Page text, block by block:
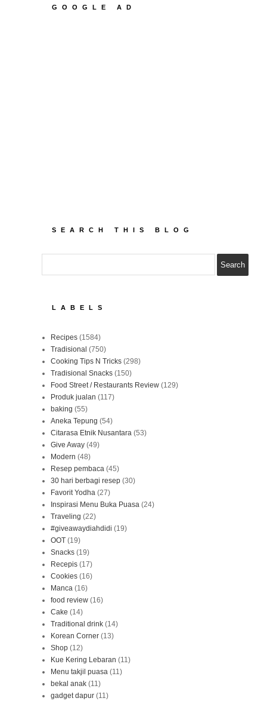
GOOGLE AD
SEARCH THIS BLOG
LABELS
Recipes (1584)
Tradisional (750)
Cooking Tips N Tricks (298)
Tradisional Snacks (150)
Food Street / Restaurants Review (129)
Produk jualan (117)
baking (55)
Aneka Tepung (54)
Citarasa Etnik Nusantara (53)
Give Away (49)
Modern (48)
Resep pembaca (45)
30 hari berbagi resep (30)
Favorit Yodha (27)
Inspirasi Menu Buka Puasa (24)
Traveling (22)
#giveawaydiahdidi (19)
OOT (19)
Snacks (19)
Recepis (17)
Cookies (16)
Manca (16)
food review (16)
Cake (14)
Traditional drink (14)
Korean Corner (13)
Shop (12)
Kue Kering Lebaran (11)
Menu takjil puasa (11)
bekal anak (11)
gadget dapur (11)